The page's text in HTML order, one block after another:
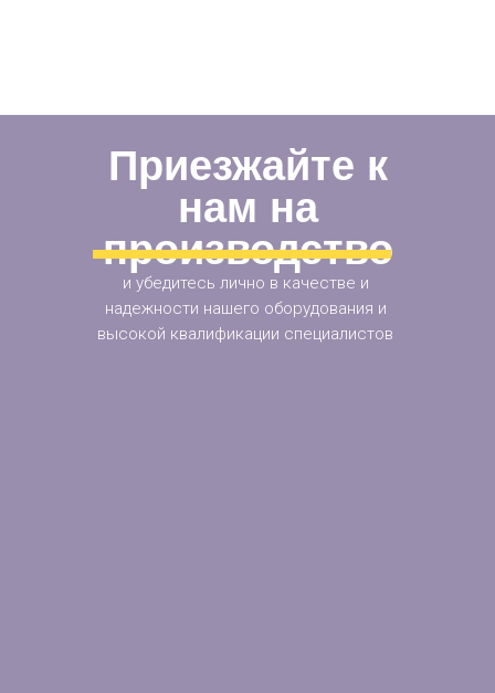
Приезжайте к
нам на
производство
и убедитесь лично в качестве и
надежности нашего оборудования и
высокой квалификации специалистов